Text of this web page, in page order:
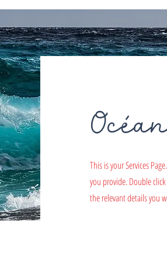
This is your Services
you provide. Double
the relevant details you